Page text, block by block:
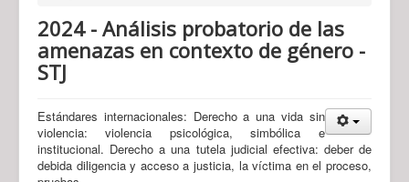
2024 - Análisis probatorio de las
amenazas en contexto de género -
STJ
Estándares internacionales: Derecho a una vida sin
violencia: violencia psicológica, simbólica e
institucional. Derecho a una tutela judicial efectiva: deber de
debida diligencia y acceso a justicia, la víctima en el proceso,